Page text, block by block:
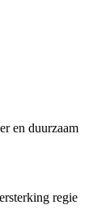
en duurzaam
regie